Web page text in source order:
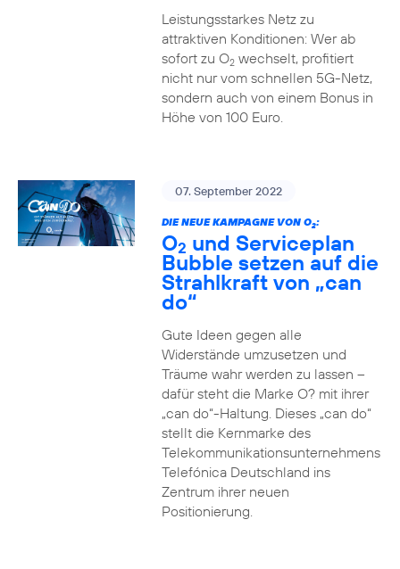
Leistungsstarkes Netz zu
attraktiven Konditionen: Wer ab
sofort zu O2wechselt, profitiert
nicht nur vom schnellen 5G-Netz,
sondern auch von einem Bonus in
Höhe von 100 Euro.
07. September 2022
DIE NEUE KAMPAGNE VON O2:
O2 und Serviceplan
Bubble setzen auf die
Strahlkraft von „can
do“
Gute Ideen gegen alle
Widerstände umzusetzen und
Träume wahr werden zu lassen –
dafür steht die Marke O? mit ihrer
„can do“-Haltung. Dieses „can do“
stellt die Kernmarke des
Telekommunikationsunternehmens
Telefónica Deutschland ins
Zentrum ihrer neuen
Positionierung.